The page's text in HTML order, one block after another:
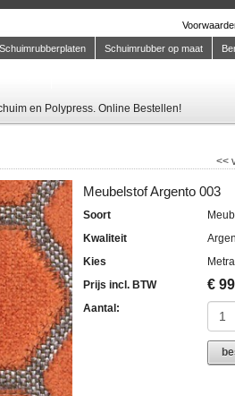
en Polypress. Online Bestellen!
Schuimrubberplaten Schuimrubber op maat
<<
Meubelstof Argento 003
Soort
Kwaliteit
Kies
Prijs incl. BTW
€
Aantal: